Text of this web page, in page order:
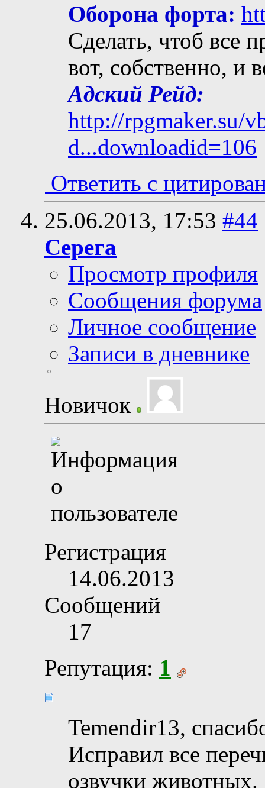
Оборона форта:
Сделать, чтоб все
вот, собственно, и
Адский Рейд:
http://rpgmaker.su/
d...downloadid=106
Ответить с
25.06.2013, 17:53 #44
Серега
Просмотр профиля
Сообщения форума
Личное сообщение
Записи в дневнике
Новичок
Регистрация
14.06.2013
Сообщений
17
Репутация: 1
Temendir13,
Исправил все
озвучки животных.